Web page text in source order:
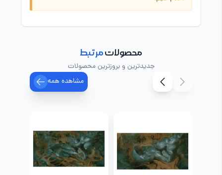
محصولاتمرتبط
جدیدترین و بروزترین محصولات
مشاهده همه